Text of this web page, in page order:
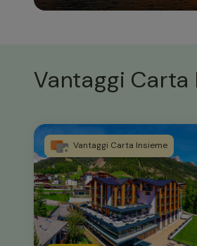
Vantaggi
Vantaggi Carta Insieme